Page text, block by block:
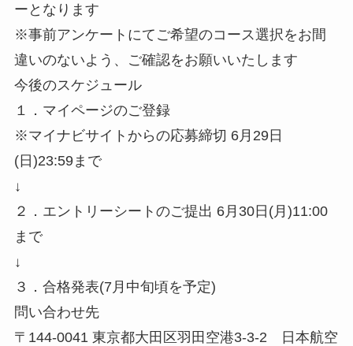
ーとなります
※事前アンケートにてご希望のコース選択をお間
違いのないよう、ご確認をお願いいたします
今後のスケジュール
１．マイページのご登録
※マイナビサイトからの応募締切 6月29日
(日)23:59まで
↓
２．エントリーシートのご提出 6月30日(月)11:00
まで
↓
３．合格発表(7月中旬頃を予定)
問い合わせ先
〒144-0041 東京都大田区羽田空港3-3-2 日本航空